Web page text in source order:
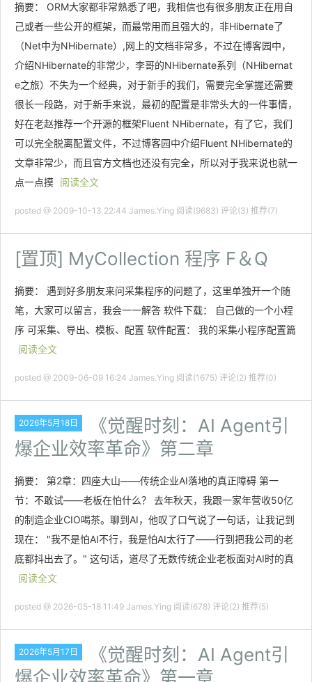
摘要： ORM大家都非常熟悉了吧，我相信也有很多朋友正在用自
己或者一些公开的框架，而最常用而且强大的，非Hibernate了
（Net中为NHibernate）,网上的文档非常多，不过在博客园中，
介绍NHibernate的非常少，李哥的NHibernate系列（NHibernat
e之旅）不失为一个经典，对于新手的我们，需要完全掌握还需要
很长一段路，对于新手来说，最初的配置是非常头大的一件事情，
好在老赵推荐一个开源的框架Fluent NHibernate，有了它，我们
可以完全脱离配置文件，不过博客园中介绍Fluent NHibernate的
文章非常少，而且官方文档也还没有完全，所以对于我来说也就一
点一点摸 阅读全文
posted @ 2009-10-13 22:44 James.Ying 阅读(9683) 评论(3) 推荐(7)
[置顶] MyCollection 程序 F＆Q
摘要： 遇到好多朋友来问采集程序的问题了，这里单独开一个随
笔，大家可以留言，我会一一解答 软件下载： 自己做的一个小程
序 可采集、导出、模板、配置 软件配置： 我的采集小程序配置篇
阅读全文
posted @ 2009-06-09 16:24 James.Ying 阅读(1675) 评论(2) 推荐(0)
2026年5月18日
《觉醒时刻：AI Agent引
爆企业效率革命》第二章
摘要： 第2章：四座大山——传统企业AI落地的真正障碍 第一
节：不敢试——老板在怕什么？ 去年秋天，我跟一家年营收50亿
的制造企业CIO喝茶。聊到AI，他叹了口气说了一句话，让我记到
现在： "我不是怕AI不行，我是怕AI太行了——行到把我公司的老
底都抖出去了。" 这句话，道尽了无数传统企业老板面对AI时的真
阅读全文
posted @ 2026-05-18 11:49 James.Ying 阅读(678) 评论(2) 推荐(5)
2026年5月17日
《觉醒时刻：AI Agent引
爆企业效率革命》第一章